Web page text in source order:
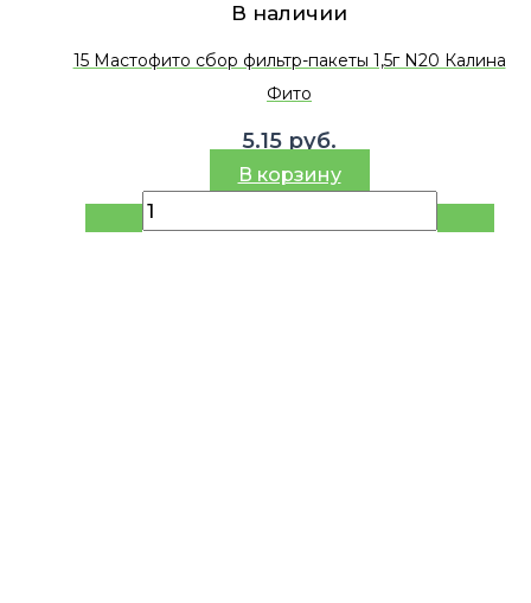
В наличии
15 Мастофито сбор фильтр-пакеты 1,5г N20 Калина
Фито
5.15 руб.
В корзину